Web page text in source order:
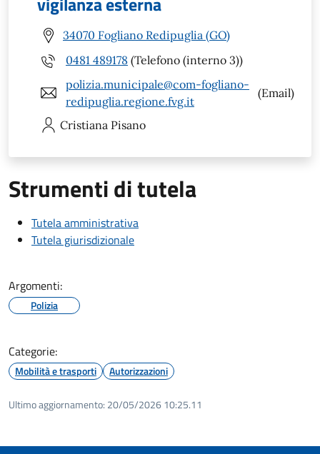
34070 Fogliano Redipuglia (GO)
0481 489178 (Telefono (interno 3))
polizia.municipale@com-fogliano-
redipuglia.regione.fvg.it
(Email)
Cristiana Pisano
Strumenti di tutela
Tutela amministrativa
Tutela giurisdizionale
Argomenti:
Polizia
Categorie:
Mobilità e trasporti Autorizzazioni
Ultimo aggiornamento: 20/05/2026 10:25.11